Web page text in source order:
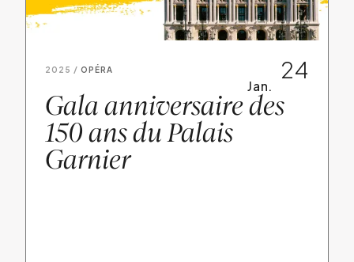
2025 / OPÉRA 24
Jan.
Gala anniversaire des
150 ans du Palais
Garnier